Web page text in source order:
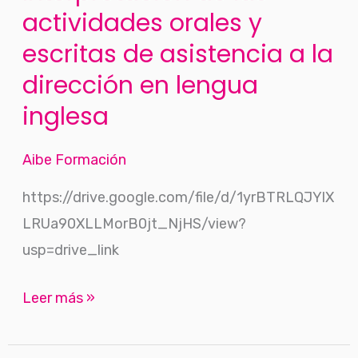
actividades orales y
escritas de asistencia a la
dirección en lengua
inglesa
Aibe Formación
https://drive.google.com/file/d/1yrBTRLQJYlX
LRUa90XLLMorB0jt_NjHS/view?
usp=drive_link
a
la
dirección
en
lengua
inglesa
Leer más »